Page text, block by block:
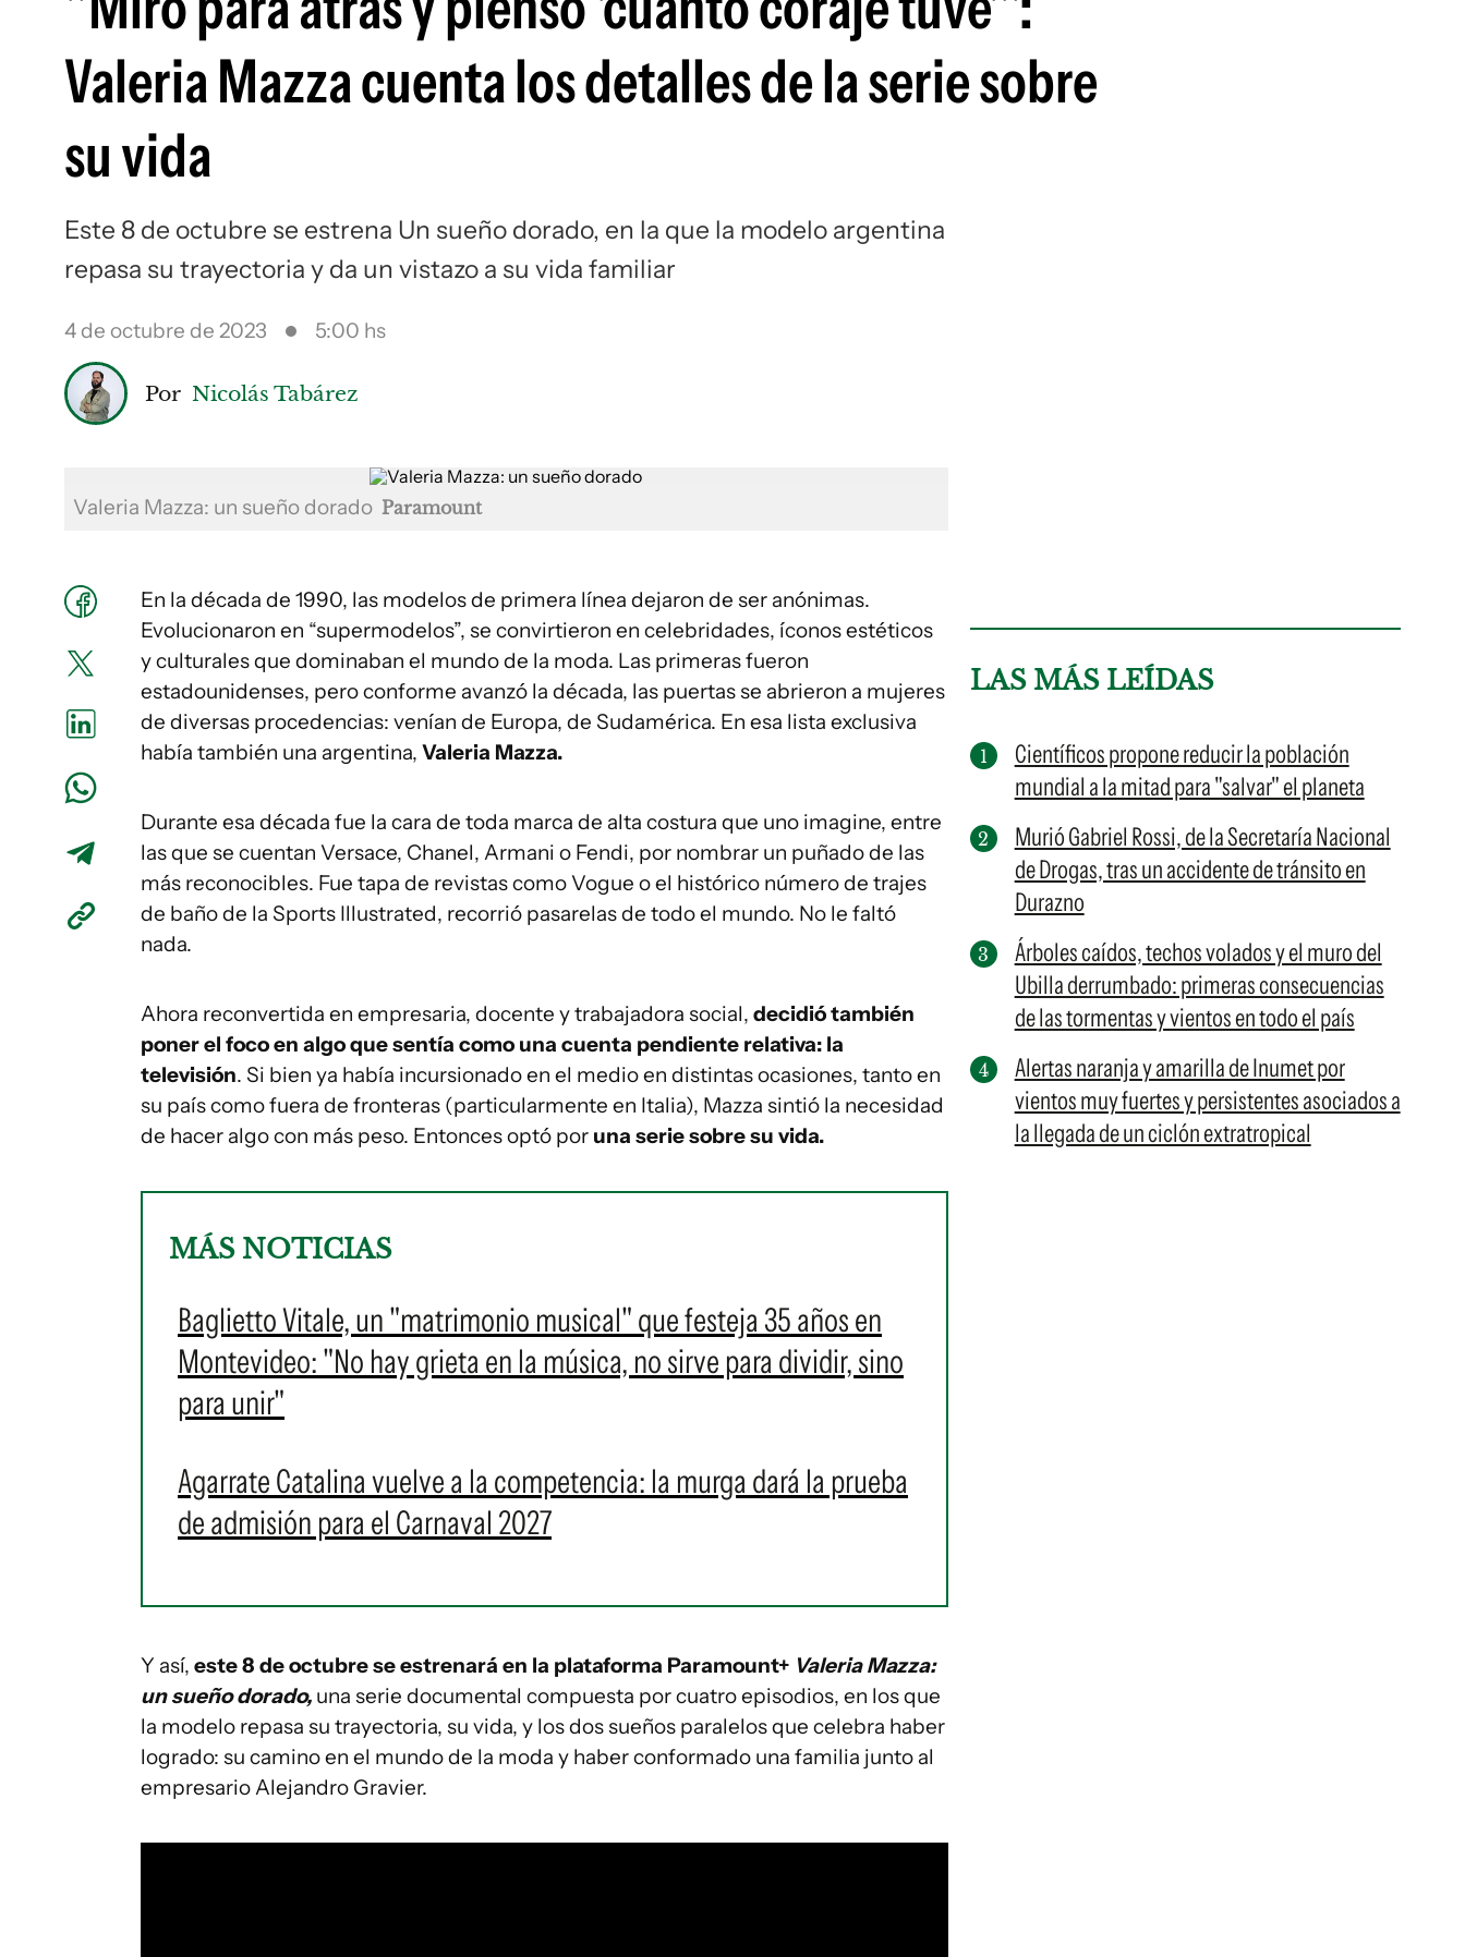
Valeria Mazza cuenta los detalles de la serie sobre
su vida
Este 8 de octubre se estrena Un sueño dorado, en la que la modelo argentina
repasa su trayectoria y da un vistazo a su vida familiar
4 de octubre de 2023 5:00 hs
Por Nicolás Tabárez
Valeria Mazza: un sueño dorado Paramount
En la década de 1990, las modelos de primera línea dejaron de ser anónimas.
Evolucionaron en “supermodelos”, se convirtieron en celebridades, íconos estéticos
y culturales que dominaban el mundo de la moda. Las primeras fueron
estadounidenses, pero conforme avanzó la década, las puertas se abrieron a mujeres
de diversas procedencias: venían de Europa, de Sudamérica. En esa lista exclusiva
había también una argentina, Valeria Mazza.
Durante esa década fue la cara de toda marca de alta costura que uno imagine, entre
las que se cuentan Versace, Chanel, Armani o Fendi, por nombrar un puñado de las
más reconocibles. Fue tapa de revistas como Vogue o el histórico número de trajes
de baño de la Sports Illustrated, recorrió pasarelas de todo el mundo. No le faltó
nada.
Ahora reconvertida en empresaria, docente y trabajadora social, decidió también
poner el foco en algo que sentía como una cuenta pendiente relativa: la
televisión. Si bien ya había incursionado en el medio en distintas ocasiones, tanto en
su país como fuera de fronteras (particularmente en Italia), Mazza sintió la necesidad
de hacer algo con más peso. Entonces optó por una serie sobre su vida.
MÁS NOTICIAS
Baglietto Vitale, un "matrimonio musical" que festeja 35 años en
Montevideo: "No hay grieta en la música, no sirve para dividir, sino
para unir"
Agarrate Catalina vuelve a la competencia: la murga dará la prueba
de admisión para el Carnaval 2027
Y así, este 8 de octubre se estrenará en la plataforma Paramount+ Valeria Mazza:
un sueño dorado, una serie documental compuesta por cuatro episodios, en los que
la modelo repasa su trayectoria, su vida, y los dos sueños paralelos que celebra haber
logrado: su camino en el mundo de la moda y haber conformado una familia junto al
empresario Alejandro Gravier.
LAS MÁS LEÍDAS
Científicos propone reducir la población
mundial a la mitad para "salvar" el planeta
Murió Gabriel Rossi, de la Secretaría Nacional
de Drogas, tras un accidente de tránsito en
Durazno
Árboles caídos, techos volados y el muro del
Ubilla derrumbado: primeras consecuencias
de las tormentas y vientos en todo el país
Alertas naranja y amarilla de Inumet por
vientos muy fuertes y persistentes asociados a
la llegada de un ciclón extratropical